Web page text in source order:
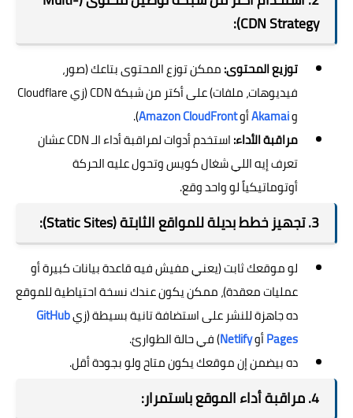
CDN Strategy):
توزيع المحتوى:ممكن توزع المحتوى بتاعك (صور،
فيديوهات، ملفات) على أكتر من شبكة CDN (زي Cloudflare
وAkamaiأوAmazon CloudFront
).
مراقبة الأداء:
استخدم أدوات لمراقبة أداء الـ CDN عشان
تعرف إيه اللي شغال كويس وتحول عليه الحركة
أوتوماتيكياً لو واحد وقع.
3. تجهيز خطط بديلة للمواقع الثابتة (Static Sites):
لو موقعك ثابت (يعني مفيش فيه قاعدة بيانات كبيرة أو
عمليات معقدة)، ممكن يكون عندك نسخة احتياطية للموقع
ده جاهزة للنشر على استضافة تانية بسيطة (زيGitHub
PagesأوNetlify) في حالة الطوارئ.
ده بيضمن إن موقعك يكون متاح ولو بجودة أقل.
4. مراقبة أداء الموقع باستمرار: